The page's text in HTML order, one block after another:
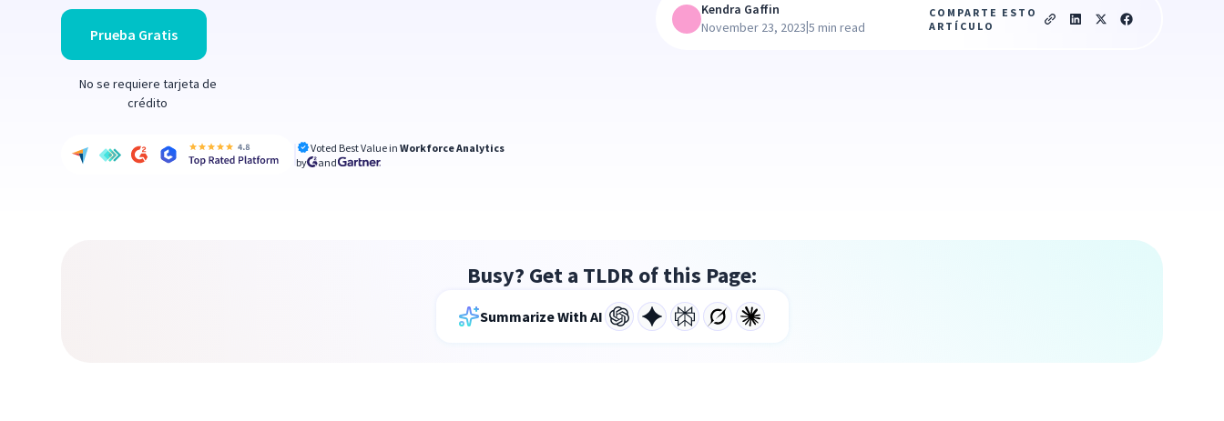
Prueba Gratis
No se requiere tarjeta de
crédito
Voted Best Value inWorkforce Analytics
by
and
Kendra Gaffin
November 23, 2023|5 min read
COMPARTE ESTO
ARTÍCULO
Busy? Get a TLDR of this Page:
Summarize With AI